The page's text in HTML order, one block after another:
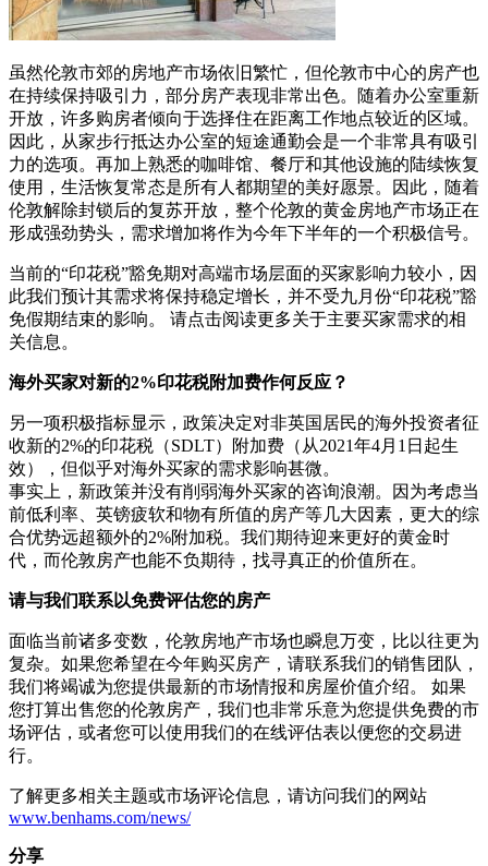
虽然伦敦市郊的房地产市场依旧繁忙，但伦敦市中心的房产也
在持续保持吸引力，部分房产表现非常出色。随着办公室重新
开放，许多购房者倾向于选择住在距离工作地点较近的区域。
因此，从家步行抵达办公室的短途通勤会是一个非常具有吸引
力的选项。再加上熟悉的咖啡馆、餐厅和其他设施的陆续恢复
使用，生活恢复常态是所有人都期望的美好愿景。因此，随着
伦敦解除封锁后的复苏开放，整个伦敦的黄金房地产市场正在
形成强劲势头，需求增加将作为今年下半年的一个积极信号。
当前的“印花税”豁免期对高端市场层面的买家影响力较小，因
此我们预计其需求将保持稳定增长，并不受九月份“印花税”豁
免假期结束的影响。 请点击阅读更多关于主要买家需求的相
关信息。
海外买家对新的2%印花税附加费作何反应？
另一项积极指标显示，政策决定对非英国居民的海外投资者征
收新的2%的印花税（SDLT）附加费（从2021年4月1日起生
效），但似乎对海外买家的需求影响甚微。
事实上，新政策并没有削弱海外买家的咨询浪潮。因为考虑当
前低利率、英镑疲软和物有所值的房产等几大因素，更大的综
合优势远超额外的2%附加税。我们期待迎来更好的黄金时
代，而伦敦房产也能不负期待，找寻真正的价值所在。
请与我们联系以免费评估您的房产
面临当前诸多变数，伦敦房地产市场也瞬息万变，比以往更为
复杂。如果您希望在今年购买房产，请联系我们的销售团队，
我们将竭诚为您提供最新的市场情报和房屋价值介绍。 如果
您打算出售您的伦敦房产，我们也非常乐意为您提供免费的市
场评估，或者您可以使用我们的在线评估表以便您的交易进
行。
了解更多相关主题或市场评论信息，请访问我们的网站
www.benhams.com/news/
分享